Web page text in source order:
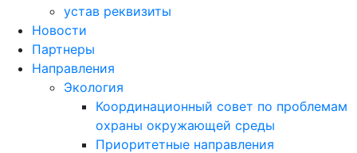
устав реквизиты
Новости
Партнеры
Направления
Экология
Координационный совет по проблемам
охраны окружающей среды
Приоритетные направления